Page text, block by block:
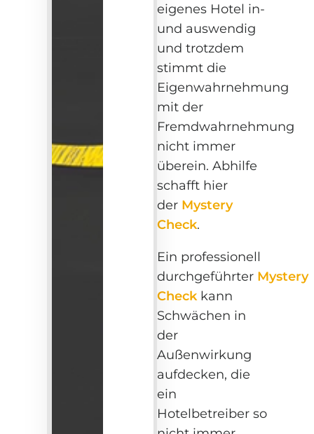
eigenes Hotel in-
und auswendig
und trotzdem
stimmt die
Eigenwahrnehmung
mit der
Fremdwahrnehmung
nicht immer
überein. Abhilfe
schafft hier
der Mystery
Check.
Ein professionell
durchgeführter Mystery
Checkkann
Schwächen in
der
Außenwirkung
aufdecken, die
ein
Hotelbetreiber so